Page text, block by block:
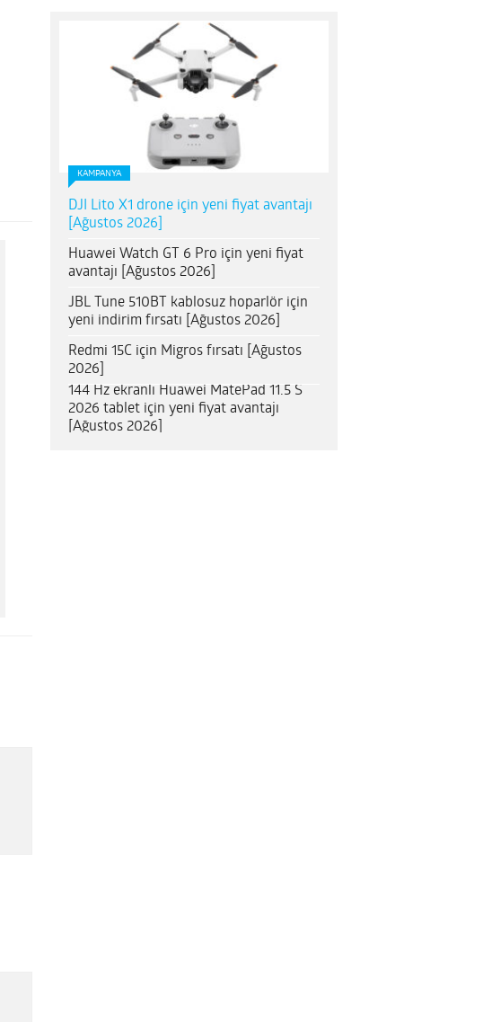
KAMPANYA
DJI Lito X1 drone için yeni fiyat avantajı
[Ağustos 2026]
Huawei Watch GT 6 Pro için yeni fiyat
avantajı [Ağustos 2026]
JBL Tune 510BT kablosuz hoparlör için
yeni indirim fırsatı [Ağustos 2026]
Redmi 15C için Migros fırsatı [Ağustos
2026]
144 Hz ekranlı Huawei MatePad 11.5 S
2026 tablet için yeni fiyat avantajı
[Ağustos 2026]